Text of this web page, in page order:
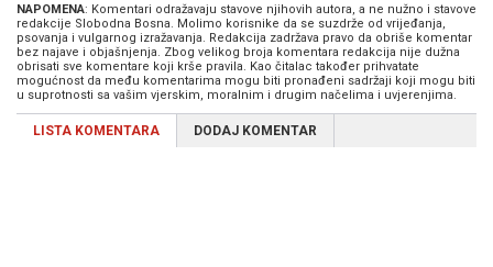
NAPOMENA: Komentari odražavaju stavove njihovih autora, a ne nužno i stavove
redakcije Slobodna Bosna. Molimo korisnike da se suzdrže od vrijeđanja,
psovanja i vulgarnog izražavanja. Redakcija zadržava pravo da obriše komentar
bez najave i objašnjenja. Zbog velikog broja komentara redakcija nije dužna
obrisati sve komentare koji krše pravila. Kao čitalac također prihvatate
mogućnost da među komentarima mogu biti pronađeni sadržaji koji mogu biti
u suprotnosti sa vašim vjerskim, moralnim i drugim načelima i uvjerenjima.
LISTA KOMENTARA DODAJ KOMENTAR